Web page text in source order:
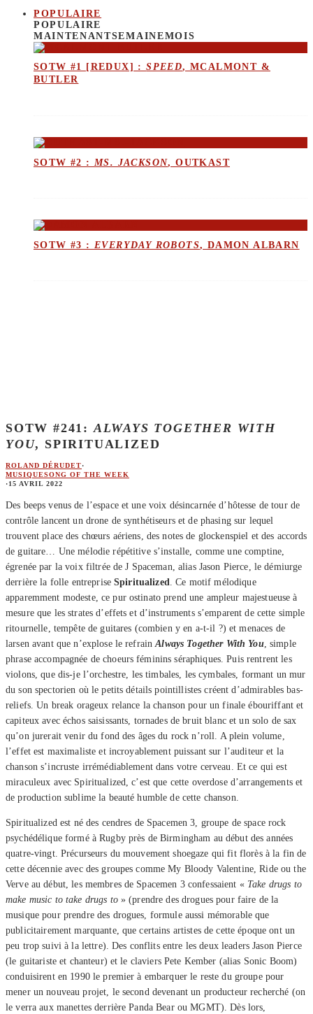
POPULAIRE
POPULAIRE
MAINTENANTSEMAINEMOIS
SOTW #1 [REDUX] :SPEED, MCALMONT &
BUTLER
SOTW #2 : MS. JACKSON, OUTKAST
SOTW #3 : EVERYDAY ROBOTS, DAMON ALBARN
SOTW #241:ALWAYS TOGETHER WITH
YOU, SPIRITUALIZED
ROLAND DÉRUDET·
MUSIQUESONG OF THE WEEK
·15 AVRIL 2022
Des beeps venus de l’espace et une voix désincarnée d’hôtesse de tour de
contrôle lancent un drone de synthétiseurs et de phasing sur lequel
trouvent place des chœurs aériens, des notes de glockenspiel et des accords
de guitare… Une mélodie répétitive s’installe, comme une comptine,
égrenée par la voix filtrée de J Spaceman, alias Jason Pierce, le démiurge
derrière la folle entrepriseSpiritualized. Ce motif mélodique
apparemment modeste, ce pur ostinato prend une ampleur majestueuse à
mesure que les strates d’effets et d’instruments s’emparent de cette simple
ritournelle, tempête de guitares (combien y en a-t-il ?) et menaces de
larsen avant que n’explose le refrainAlways Together With You, simple
phrase accompagnée de choeurs féminins séraphiques. Puis rentrent les
violons, que dis-je l’orchestre, les timbales, les cymbales, formant un mur
du son spectorien où le petits détails pointillistes créent d’admirables bas-
reliefs. Un break orageux relance la chanson pour un finale ébouriffant et
capiteux avec échos saisissants, tornades de bruit blanc et un solo de sax
qu’on jurerait venir du fond des âges du rock n’roll. A plein volume,
l’effet est maximaliste et incroyablement puissant sur l’auditeur et la
chanson s’incruste irrémédiablement dans votre cerveau. Et ce qui est
miraculeux avec Spiritualized, c’est que cette overdose d’arrangements et
de production sublime la beauté humble de cette chanson.
Spiritualized est né des cendres de Spacemen 3, groupe de space rock
psychédélique formé à Rugby près de Birmingham au début des années
quatre-vingt. Précurseurs du mouvement shoegaze qui fit florès à la fin de
cette décennie avec des groupes comme My Bloody Valentine, Ride ou the
Verve au début, les membres de Spacemen 3 confessaient « Take drugs to
make music to take drugs to» (prendre des drogues pour faire de la
musique pour prendre des drogues, formule aussi mémorable que
publicitairement marquante, que certains artistes de cette époque ont un
peu trop suivi à la lettre). Des conflits entre les deux leaders Jason Pierce
(le guitariste et chanteur) et le claviers Pete Kember (alias Sonic Boom)
conduisirent en 1990 le premier à embarquer le reste du groupe pour
mener un nouveau projet, le second devenant un producteur recherché (on
le verra aux manettes derrière Panda Bear ou MGMT). Dès lors,